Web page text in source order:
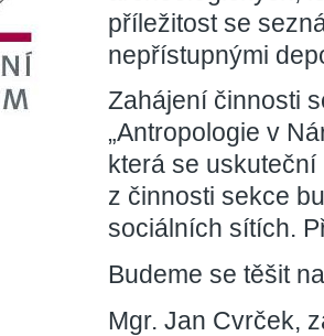
příležitost se
nepřístupnými
Zahájení činnosti
„Antropologie v
která se
z činnosti sekce
sociálních sítích.
Budeme se těšit
Mgr. Jan Cvrček,